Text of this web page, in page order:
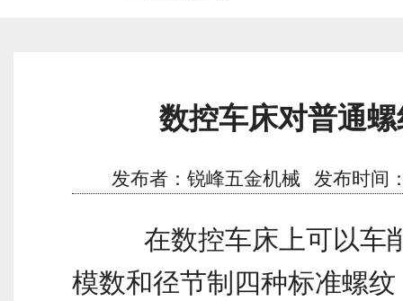
数控车床对普通
发布者：锐峰五金机械 发布时间
在数控车床上可以车削
模数和径节制四种标准螺